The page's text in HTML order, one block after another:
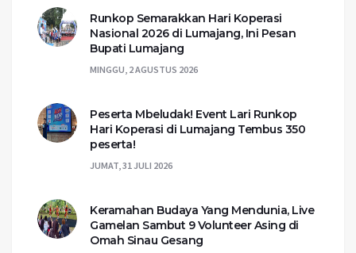
Runkop Semarakkan Hari Koperasi
Nasional 2026 di Lumajang, Ini Pesan
Bupati Lumajang
MINGGU, 2 AGUSTUS 2026
Peserta Mbeludak! Event Lari Runkop
Hari Koperasi di Lumajang Tembus 350
peserta!
JUMAT, 31 JULI 2026
Keramahan Budaya Yang Mendunia, Live
Gamelan Sambut 9 Volunteer Asing di
Omah Sinau Gesang